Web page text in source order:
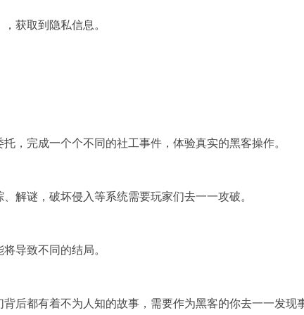
获取到隐私信息。
，完成一个个不同的社工事件，体验真实的黑客操作。
解谜，破坏侵入等系统需要玩家们去一一攻破。
导致不同的结局。
后都有着不为人知的故事，需要作为黑客的你去一一发现